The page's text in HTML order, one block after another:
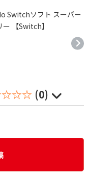
Switchソフト スーパー
【Switch】
(0)